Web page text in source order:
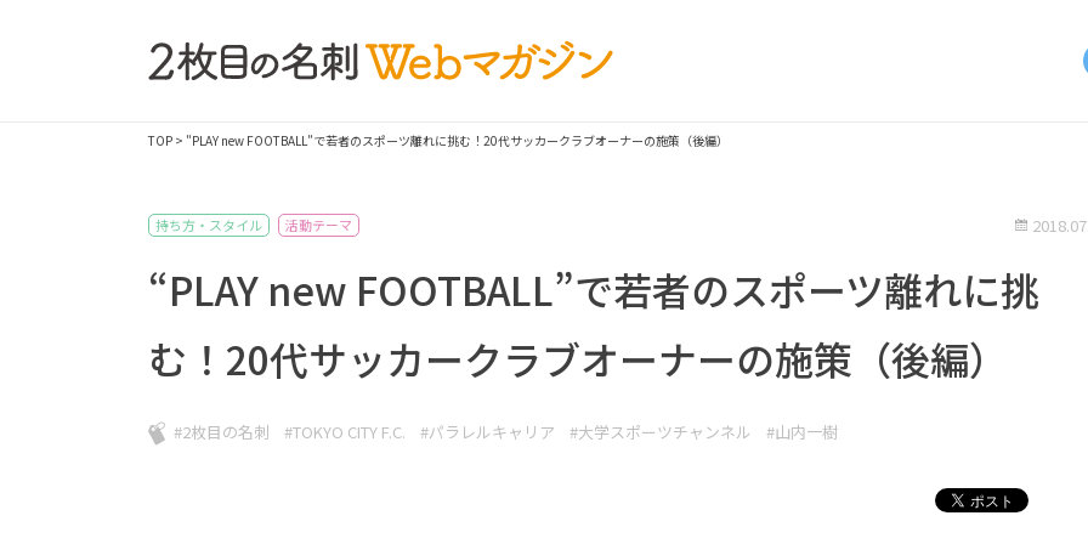
TOP > "PLAY new FOOTBALL”で若者のスポーツ離れに挑む！20代サッカークラブオーナーの施策（後編）
持ち方・スタイル 活動テーマ
“PLAY new FOOTBALL”で若者のスポーツ離れに挑
む！20代サッカークラブオーナーの施策（後編）
#2枚目の名刺 #TOKYO CITY F.C. #パラレルキャリア #大学スポーツチャンネル #山内一樹